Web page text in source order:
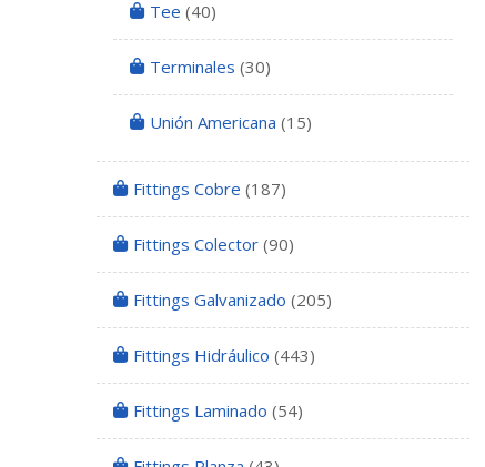
Tee (40)
Terminales (30)
Unión Americana (15)
Fittings Cobre (187)
Fittings Colector (90)
Fittings Galvanizado (205)
Fittings Hidráulico (443)
Fittings Laminado (54)